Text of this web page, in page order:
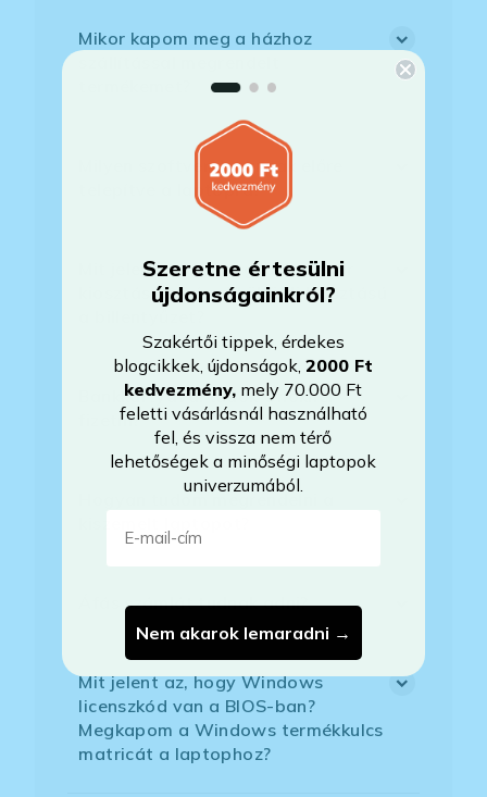
Mikor kapom meg a házhoz
Milyen szoftverek vannak előre
telepítve a laptopra?
Mit jelent, hogy magyar/magyar
kiosztású európai/külföldi kiosztású
Bankkártyával tudok Önöknél
fizetni?
Áfás számlát tudnak adni?
Mit jelent az, hogy Windows
licenszkód van a BIOS-ban?
Megkapom a Windows termékkulcs
matricát a laptophoz?
Szeretne értesülni
újdonságainkról?
Szakértői tippek, érdekes
blogcikkek, újdonságok,2000 Ft
kedvezmény, mely 70.000 Ft
feletti vásárlásnál használható
fel, és vissza nem térő
lehetőségek a minőségi laptopok
univerzumából.
Nem akarok lemaradni →